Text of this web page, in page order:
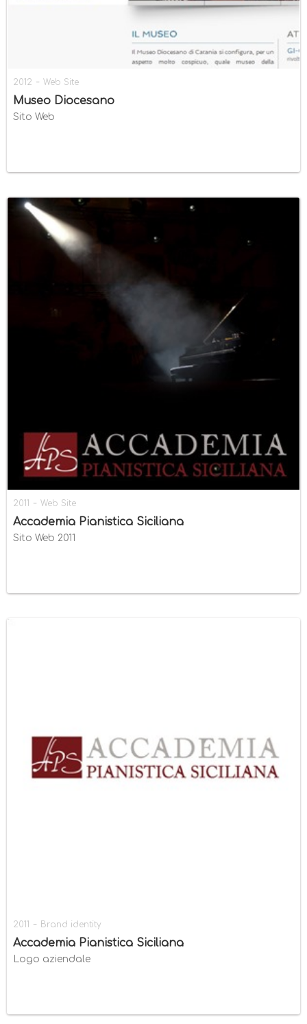
2012 - Web Site
Museo Diocesano
Sito Web
2011 - Web Site
Accademia Pianistica Siciliana
Sito Web 2011
2011 - Brand identity
Accademia Pianistica Siciliana
Logo aziendale